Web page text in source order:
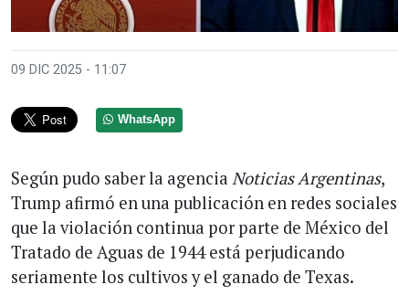
09 DIC 2025 - 11:07
WhatsApp
Según pudo saber la agencia Noticias Argentinas,
Trump afirmó en una publicación en redes sociales
que la violación continua por parte de México del
Tratado de Aguas de 1944 está perjudicando
seriamente los cultivos y el ganado de Texas.